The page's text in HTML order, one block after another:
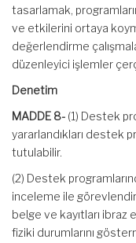
tasarlamak,
ve etkilerini ortaya
değerlendirme
düzenleyici işlemler
Denetim
MADDE 8- (1) Destek
yararlandıkları destek
tutulabilir.
(2) Destek
inceleme ile
belge ve kayıtları ibraz
fiziki durumlarını